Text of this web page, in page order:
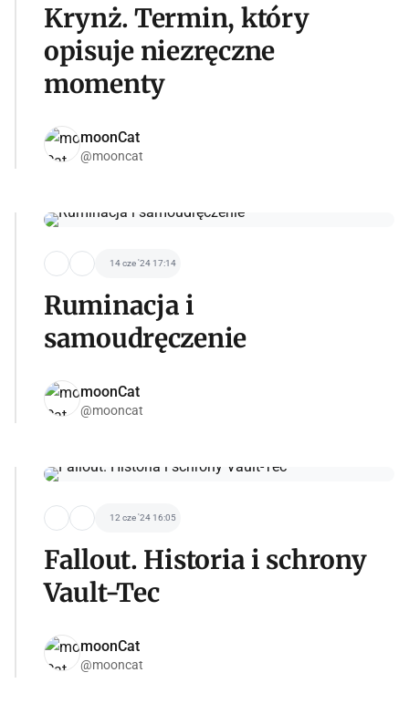
Krynż. Termin, który
opisuje niezręczne
momenty
moonCat
@mooncat
14 cze '24 17:14
Ruminacja i
samoudręczenie
moonCat
@mooncat
12 cze '24 16:05
Fallout. Historia i schrony
Vault-Tec
moonCat
@mooncat